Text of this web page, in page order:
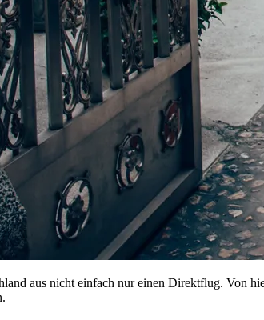
aus nicht einfach nur einen Direktflug. Von